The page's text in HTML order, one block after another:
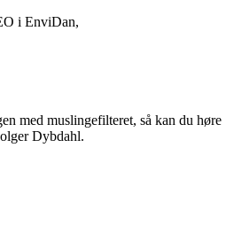
i EnviDan,
med muslingefilteret, så kan du høre
Dybdahl.